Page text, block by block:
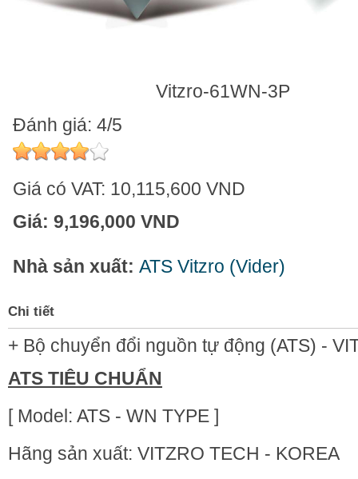
Vitzro-61WN-3P
Đánh giá: 4/5
Giá có VAT: 10,115,600 VND
Giá: 9,196,000 VND
Nhà sản xuất: ATS Vitzro (Vider)
Chi tiết
+ Bộ chuyển đổi nguồn tự động (ATS) -
ATS TIÊU CHUẨN
[ Model: ATS - WN TYPE ]
Hãng sản xuất: VITZRO TECH - KOREA